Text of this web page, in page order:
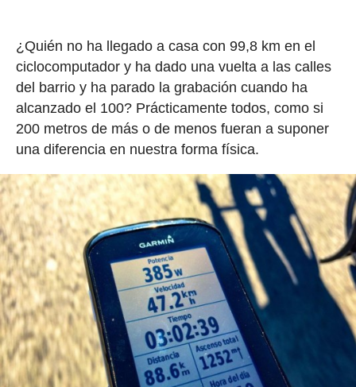
¿Quién no ha llegado a casa con 99,8 km en el
ciclocomputador y ha dado una vuelta a las calles
del barrio y ha parado la grabación cuando ha
alcanzado el 100? Prácticamente todos, como si
200 metros de más o de menos fueran a suponer
una diferencia en nuestra forma física.